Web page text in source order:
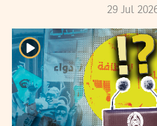
29 Jul